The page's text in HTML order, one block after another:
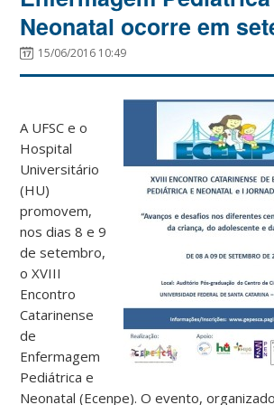
Neonatal ocorre em
15/06/2016 10:49
A UFSC e o
Hospital
Universitário
(HU)
promovem,
nos dias 8 e 9
de setembro,
o XVIII
Encontro
Catarinense
de
Enfermagem
Pediátrica e
Neonatal (Ecenpe). O evento,